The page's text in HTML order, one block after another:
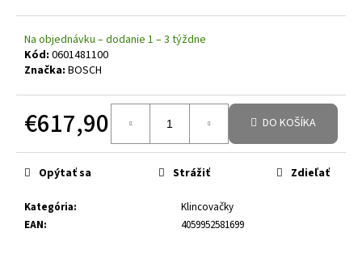
Na objednávku – dodanie 1 – 3 týždne
Kód: 0601481100
Značka: BOSCH
€617,90 DO KOŠÍKA
Kategória:
Klincovačky
EAN: 4059952581699
Opýtať sa Strážiť Zdieľať